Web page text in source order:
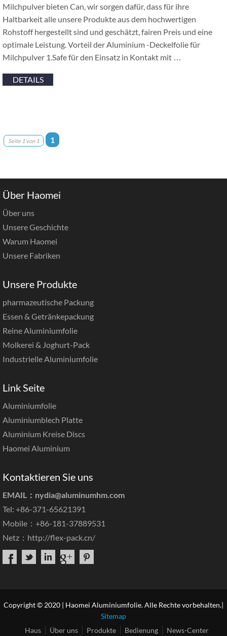
Milchpulver bieten Can, wir sorgen dafür, dass für ihre
Haltbarkeit alle unsere Produkte aus dem hochwertigen
Rohstoff hergestellt sind und geschätzt, fairen Preis und eine
optimale Leistung. Vorteil der Aluminium -Deckelfolie für
Milchpulver 1.Safe für den Einsatz in Kontakt mit …
DETAILS
Seite 1 von 1 1
Über Haomei
Über uns
Unsere Geschichte
Warum Haomei
Unsere Fabriken
Unsere Produkte
pharmazeutische Packung
Essen & Getränkepackung
Reine Aluminiumfolie
Molkerei & Joghurt-Pack
Industrielle Aluminiumfolie
Link Seite
Aluminiumfolie
Aluminiumblech Platte
Aluminium Kreise Discs
Haomei Aluminium
Kontaktieren Sie uns
EMAIL： nydia@aluminumhm.com
Tel: +86-371-65621391
Mobile：+86-181-37889531
Netz： http://flex-pack.cn/
Copyright © 2020 | Haomei Aluminiumfolie. Alle Rechte vorbehalten.|
Sitemap
Haus
Über uns Produkte Bedienung
News-Center